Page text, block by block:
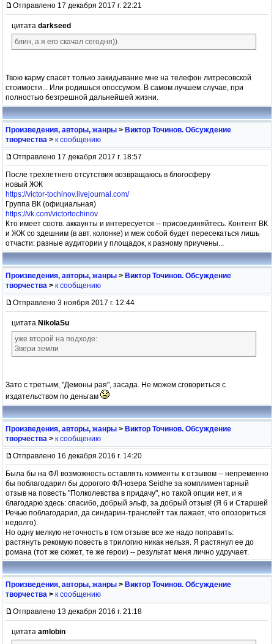
Отправлено 17 декабря 2017 г. 22:21
цитата darkseed
блин, а я его скачал сегодня))
Твою карму спасет только закидывание мне на телефон литресовской
стоимости... Или родишься опоссумом. В самом лучшем случае, при
полностью безгрешной дальнейшей жизни.
Произведения, авторы, жанры > Виктор Точинов. Обсуждение
творчества > к сообщению
Отправлено 17 декабря 2017 г. 18:57
После трехлетнего отсутствия возвращаюсь в блогосферу
новый ЖЖ
https://victor-tochinov.livejournal.com/
Группа ВК (официальная)
https://vk.com/victortochinov
Кто имеет соотв. аккаунты и интересуется -- присоединяйтесь. Контент ВК
и ЖЖ со здешним (в авт. колонке) и меж собой будет пересекаться лишь
отчасти: разные аудитории у площадок, к разному приучены...
Произведения, авторы, жанры > Виктор Точинов. Обсуждение
творчества > к сообщению
Отправлено 3 ноября 2017 г. 12:44
цитата NikolaSu
уже второй на подходе:
Звери земли
Зато с третьим, "Демоны рая", засада. Не можем сговориться с
издательством по деньгам
Произведения, авторы, жанры > Виктор Точинов. Обсуждение
творчества > к сообщению
Отправлено 16 декабря 2016 г. 14:20
Была бы на ФЛ возможность оставлять комменты к отзывом -- непременно
бы поблагодарил бы дорогого ФЛ-юзера Seidhe за комплиментарный
отзыв на повесть "Полколевства в придачу", но такой опции нет, и я
благодарю здесь: спасибо, добрый эльф, за добрый отзыв! (Я б и Старшей
Речью поблагодарил, да синдарин-транслейт так лажает, что опозориться
недолго).
Но одну мелкую неточность в том отзыве все же надо поправить:
растянуть рекомую повесть в трилогию никак нельзя. Я растянул ее до
романа (тот же сюжет, те же герои) -- результат меня лично удручает.
Произведения, авторы, жанры > Виктор Точинов. Обсуждение
творчества > к сообщению
Отправлено 13 декабря 2016 г. 21:18
цитата amlobin